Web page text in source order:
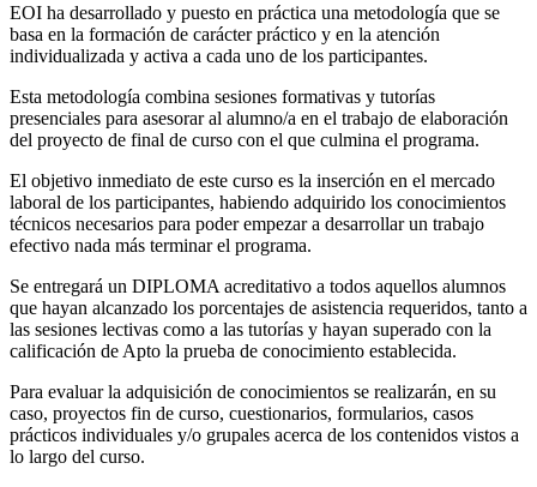
EOI ha desarrollado y puesto en práctica una metodología que se
basa en la formación de carácter práctico y en la atención
individualizada y activa a cada uno de los participantes.
Esta metodología combina sesiones formativas y tutorías
presenciales para asesorar al alumno/a en el trabajo de elaboración
del proyecto de final de curso con el que culmina el programa.
El objetivo inmediato de este curso es la inserción en el mercado
laboral de los participantes, habiendo adquirido los conocimientos
técnicos necesarios para poder empezar a desarrollar un trabajo
efectivo nada más terminar el programa.
Se entregará un DIPLOMA acreditativo a todos aquellos alumnos
que hayan alcanzado los porcentajes de asistencia requeridos, tanto a
las sesiones lectivas como a las tutorías y hayan superado con la
calificación de Apto la prueba de conocimiento establecida.
Para evaluar la adquisición de conocimientos se realizarán, en su
caso, proyectos fin de curso, cuestionarios, formularios, casos
prácticos individuales y/o grupales acerca de los contenidos vistos a
lo largo del curso.